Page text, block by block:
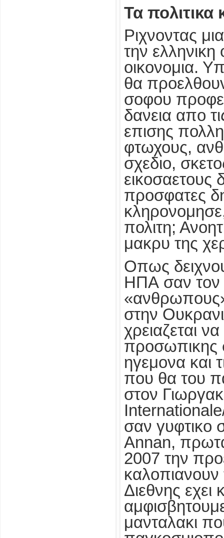
Τα
Ριχνοντας
την ελληνικη
οικονομια.
θα
σοφου
δανεια απο
επισης
φτωχους,
σχεδιο,
προσφατες
πολιτη;
μακρυ της
Οπως
ΗΠΑ σαν τον
στην
χρειαζεται
προσωπικης
ηγεμονα και
που θα του
στον
σαν γυφτικο
Annan,
2007 την
καλοπιανουν
Διεθνης
μανταλακι